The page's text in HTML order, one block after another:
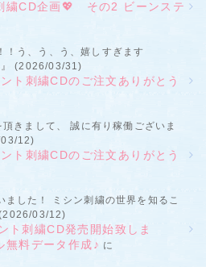
繍CD企画💖 その2 ビーンステ
！う、う、う、嬉しすぎます
(2026/03/31)
ト刺繍CDのご注文ありがとう
きまして、 誠に有り稼働ございま
12)
ト刺繍CDのご注文ありがとう
ました！ ミシン刺繍の世界を知るこ
03/12)
刺繍CD発売開始致しま
料データ作成♪ に